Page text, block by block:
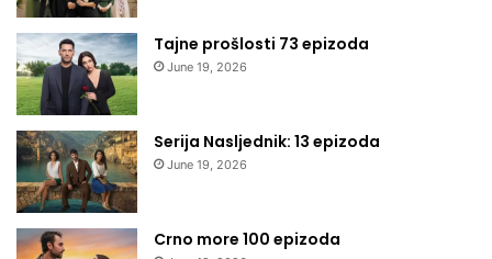
Tajne prošlosti 73 epizoda
June 19, 2026
Serija Nasljednik: 13 epizoda
June 19, 2026
Crno more 100 epizoda